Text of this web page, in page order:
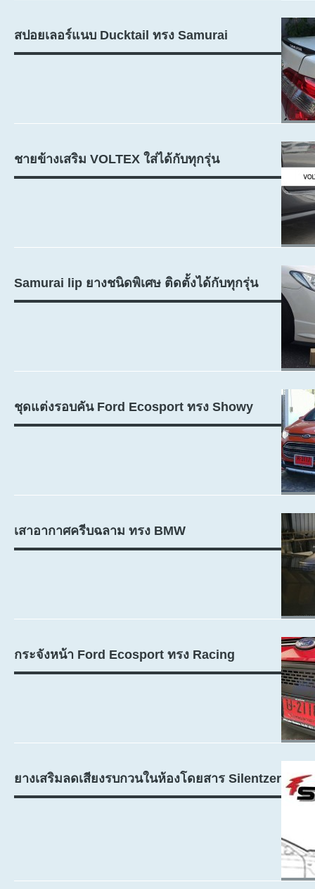
สปอยเลอร์แนบ Ducktail ทรง Samurai
ชายข้างเสริม VOLTEX ใส่ได้กับทุกรุ่น
Samurai lip ยางชนิดพิเศษ ติดตั้งได้กับทุกรุ่น
ชุดแต่งรอบคัน Ford Ecosport ทรง Showy
เสาอากาศครีบฉลาม ทรง BMW
กระจังหน้า Ford Ecosport ทรง Racing
ยางเสริมลดเสียงรบกวนในห้องโดยสาร Silentzer